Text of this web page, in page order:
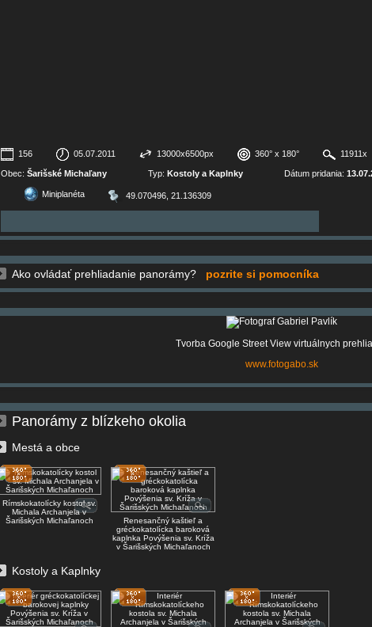
156 05.07.2011 13000x6500px 360° x 180° 11911x
Obec: Šarišské Michaľany Typ: Kostoly a Kaplnky Dátum pridania:
Miniplanéta 49.070496, 21.136309
Ako ovládať prehliadanie panorámy? pozrite si pomocníka
Tvorba Google Street View virtuálnych
www.fotogabo.sk
Panorámy z blízkeho okolia
Mestá a obce
Rímskokatolícky kostol sv.
Michala Archanjela v
Šarišských Michaľanoch
Renesančný kaštieľ a
gréckokatolícka baroková
kaplnka Povýšenia sv. Kríža
v Šarišských Michaľanoch
Kostoly a Kaplnky